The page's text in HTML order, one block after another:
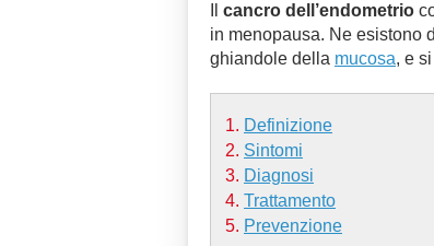
cancro dell’endometrio
in menopausa. Ne esistono
ghiandole della mucosa, e
Definizione
Sintomi
Diagnosi
Trattamento
Prevenzione